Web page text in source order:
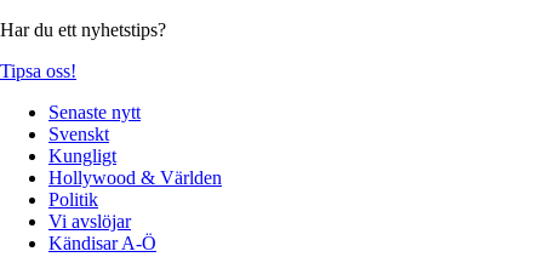
Har du ett nyhetstips?
Tipsa oss!
Senaste nytt
Svenskt
Kungligt
Hollywood & Världen
Politik
Vi avslöjar
Kändisar A-Ö